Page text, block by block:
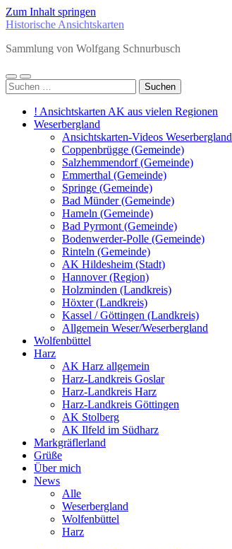
Zum Inhalt springen
Historische Ansichtskarten
Sammlung von Wolfgang Schnurbusch
Mobile-
Menü
Suchfeld
ein-/ausblenden
Suchen
nach:
! Ansichtskarten AK aus vielen Regionen
Weserbergland
Ansichtskarten-Videos Weserbergland
Coppenbrügge (Gemeinde)
Salzhemmendorf (Gemeinde)
Emmerthal (Gemeinde)
Springe (Gemeinde)
Bad Münder (Gemeinde)
Hameln (Gemeinde)
Bad Pyrmont (Gemeinde)
Bodenwerder-Polle (Gemeinde)
Rinteln (Gemeinde)
AK Hildesheim (Stadt)
Hannover (Region)
Holzminden (Landkreis)
Höxter (Landkreis)
Kassel / Göttingen (Landkreis)
Allgemein Weser/Weserbergland
Wolfenbüttel
Harz
AK Harz allgemein
Harz-Landkreis Goslar
Harz-Landkreis Harz
Harz-Landkreis Göttingen
AK Stolberg
AK Ilfeld im Südharz
Markgräflerland
Grüße
Über mich
News
Alle
Weserbergland
Wolfenbüttel
Harz